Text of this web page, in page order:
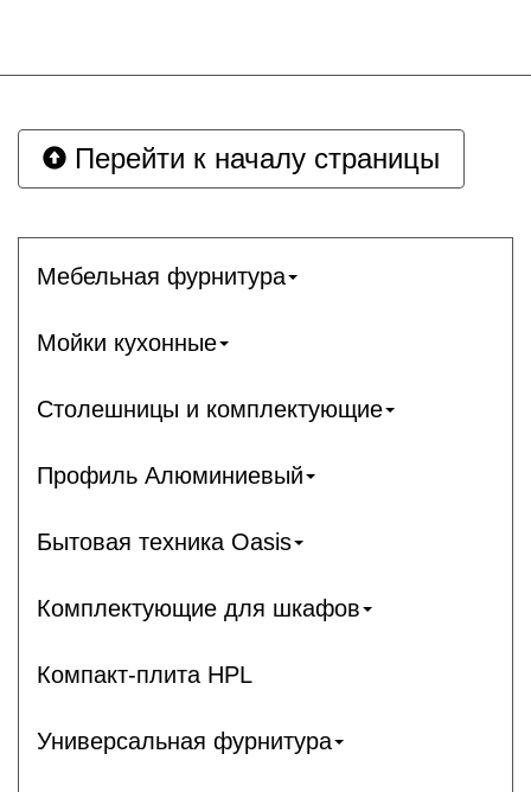
Перейти к началу страницы
Мебельная фурнитура
Мойки кухонные
Столешницы и комплектующие
Профиль Алюминиевый
Бытовая техника Oasis
Комплектующие для шкафов
Компакт-плита HPL
Универсальная фурнитура